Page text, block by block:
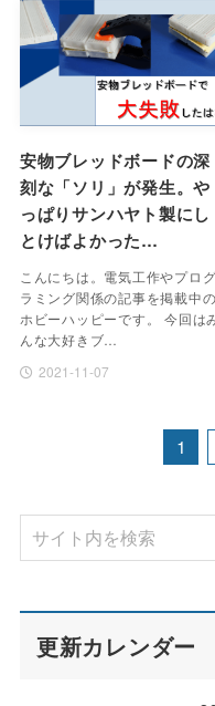
安物ブレッドボードの深
刻な「ソリ」が発生。や
っぱりサンハヤト製にし
とけばよかった…
こんにちは。電気工作やプログ
ラミング関係の記事を掲載中の
ホビーハッピーです。 今回は
んな大好きブ…
2021-11-07
1
更新カレンダー